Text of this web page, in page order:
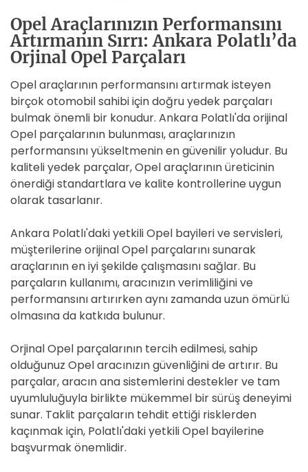
Opel Araçlarınızın Performansını
Artırmanın Sırrı: Ankara Polatlı’da
Orjinal Opel Parçaları
Opel araçlarının performansını artırmak isteyen
birçok otomobil sahibi için doğru yedek parçaları
bulmak önemli bir konudur. Ankara Polatlı'da orijinal
Opel parçalarının bulunması, araçlarınızın
performansını yükseltmenin en güvenilir yoludur. Bu
kaliteli yedek parçalar, Opel araçlarının üreticinin
önerdiği standartlara ve kalite kontrollerine uygun
olarak tasarlanır.
Ankara Polatlı'daki yetkili Opel bayileri ve servisleri,
müşterilerine orijinal Opel parçalarını sunarak
araçlarının en iyi şekilde çalışmasını sağlar. Bu
parçaların kullanımı, aracınızın verimliliğini ve
performansını artırırken aynı zamanda uzun ömürlü
olmasına da katkıda bulunur.
Orjinal Opel parçalarının tercih edilmesi, sahip
olduğunuz Opel aracınızın güvenliğini de artırır. Bu
parçalar, aracın ana sistemlerini destekler ve tam
uyumluluğuyla birlikte mükemmel bir sürüş deneyimi
sunar. Taklit parçaların tehdit ettiği risklerden
kaçınmak için, Polatlı'daki yetkili Opel bayilerine
başvurmak önemlidir.